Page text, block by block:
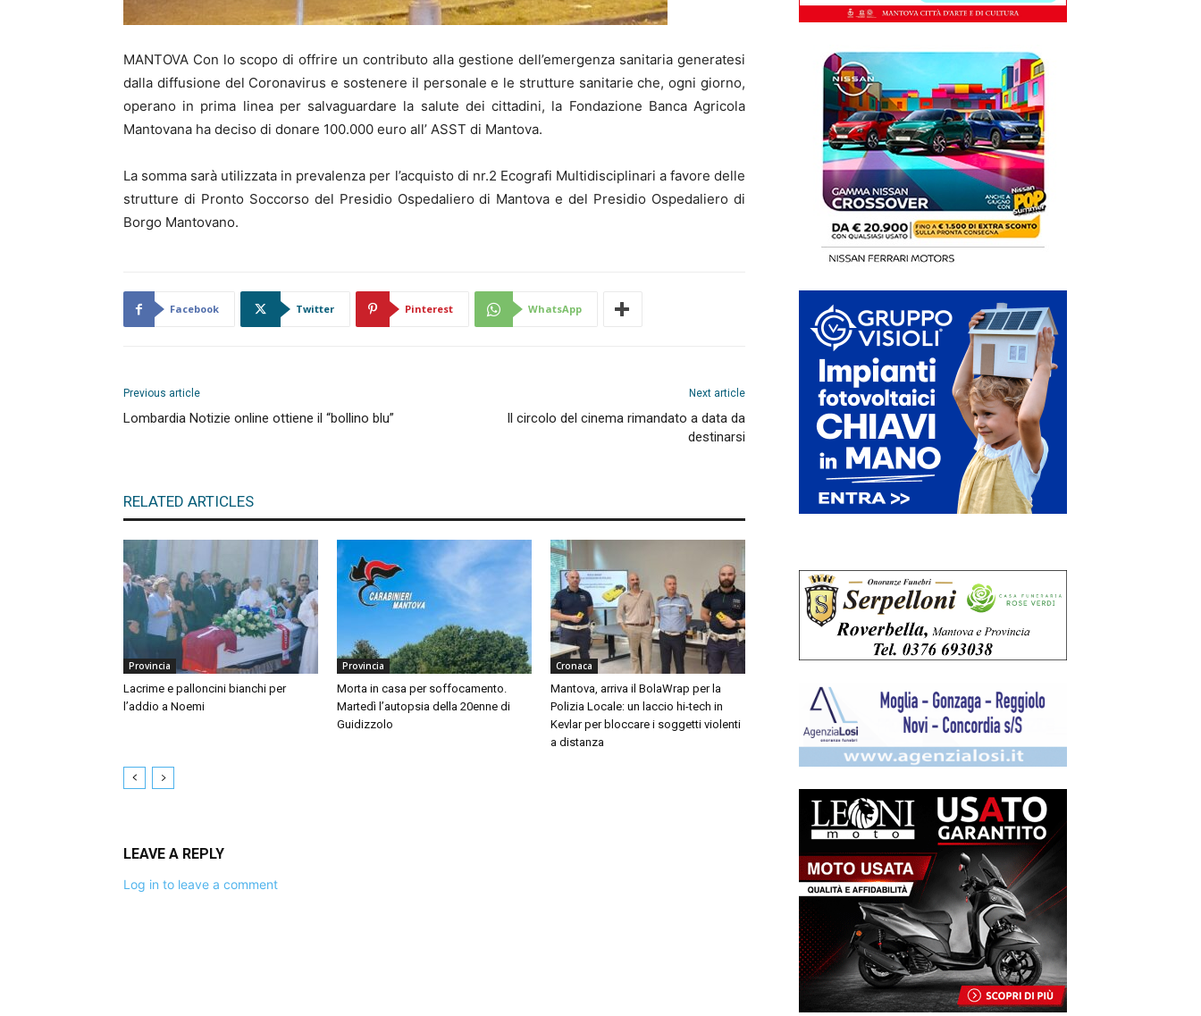
MANTOVA Con lo scopo di offrire un contributo alla gestione dell’emergenza sanitaria generatesi
dalla diffusione del Coronavirus e sostenere il personale e le strutture sanitarie che, ogni giorno,
operano in prima linea per salvaguardare la salute dei cittadini, la Fondazione Banca Agricola
Mantovana ha deciso di donare 100.000 euro all’ ASST di Mantova.
La somma sarà utilizzata in prevalenza per l’acquisto di nr.2 Ecografi Multidisciplinari a favore delle
strutture di Pronto Soccorso del Presidio Ospedaliero di Mantova e del Presidio Ospedaliero di
Borgo Mantovano.
Facebook Twitter Pinterest WhatsApp
Previous article
Lombardia Notizie online ottiene il “bollino blu”
Next article
Il circolo del cinema rimandato a data da
destinarsi
RELATED ARTICLES
Provincia
Lacrime e palloncini bianchi per
l’addio a Noemi
Provincia
Morta in casa per soffocamento.
Martedì l’autopsia della 20enne di
Guidizzolo
Cronaca
Mantova, arriva il BolaWrap per la
Polizia Locale: un laccio hi-tech in
Kevlar per bloccare i soggetti violenti
a distanza
LEAVE A REPLY
Log in to leave a comment